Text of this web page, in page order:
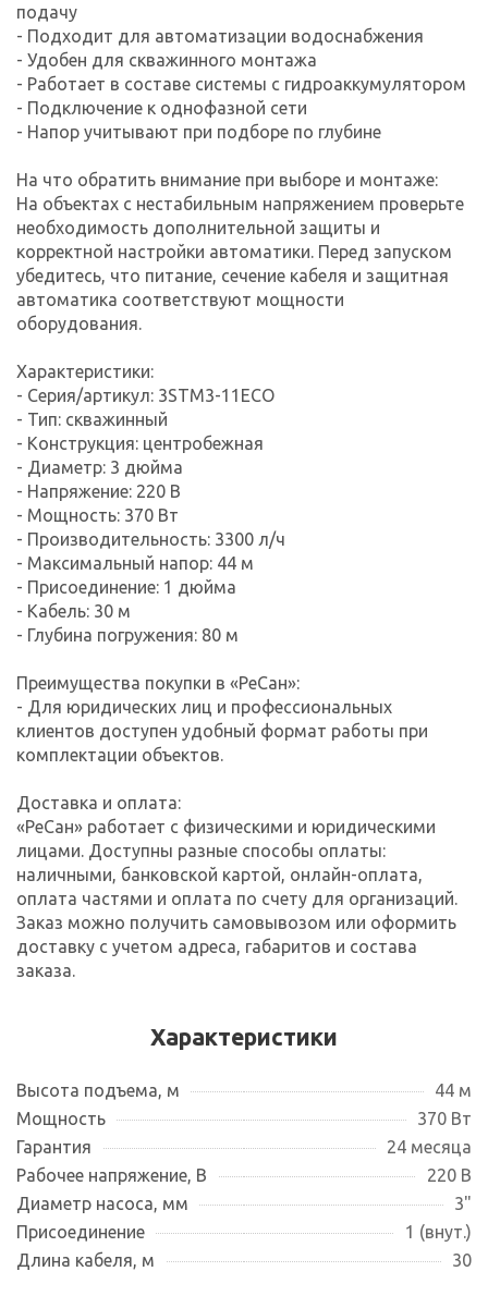
подачу
- Подходит для автоматизации водоснабжения
- Удобен для скважинного монтажа
- Работает в составе системы с гидроаккумулятором
- Подключение к однофазной сети
- Напор учитывают при подборе по глубине
На что обратить внимание при выборе и монтаже:
На объектах с нестабильным напряжением проверьте
необходимость дополнительной защиты и
корректной настройки автоматики. Перед запуском
убедитесь, что питание, сечение кабеля и защитная
автоматика соответствуют мощности
оборудования.
Характеристики:
- Серия/артикул: 3STM3-11ECO
- Тип: скважинный
- Конструкция: центробежная
- Диаметр: 3 дюйма
- Напряжение: 220 В
- Мощность: 370 Вт
- Производительность: 3300 л/ч
- Максимальный напор: 44 м
- Присоединение: 1 дюйма
- Кабель: 30 м
- Глубина погружения: 80 м
Преимущества покупки в «РеСан»:
- Для юридических лиц и профессиональных
клиентов доступен удобный формат работы при
комплектации объектов.
Доставка и оплата:
«РеСан» работает с физическими и юридическими
лицами. Доступны разные способы оплаты:
наличными, банковской картой, онлайн-оплата,
оплата частями и оплата по счету для организаций.
Заказ можно получить самовывозом или оформить
доставку с учетом адреса, габаритов и состава
заказа.
Характеристики
Высота подъема, м
44 м
Мощность
370 Вт
Гарантия
24 месяца
Рабочее напряжение, В
220 В
Диаметр насоса, мм
3"
Присоединение
1 (внут.)
Длина кабеля, м
30